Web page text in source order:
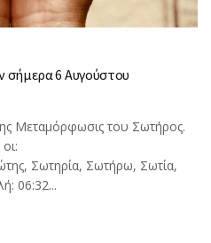
σήμερα 6 Αυγούστου
Μεταμόρφωσις του Σωτήρος.
Σωτηρία, Σωτήρω, Σωτία,
06:32...